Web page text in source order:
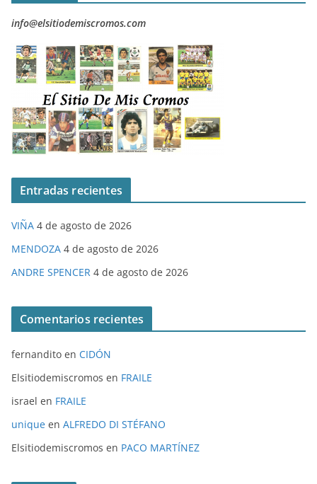
info@elsitiodemiscromos.com
Entradas recientes
VIÑA 4 de agosto de 2026
MENDOZA 4 de agosto de 2026
ANDRE SPENCER 4 de agosto de 2026
Comentarios recientes
fernandito en CIDÓN
Elsitiodemiscromos en FRAILE
israel en FRAILE
unique en ALFREDO DI STÉFANO
Elsitiodemiscromos en PACO MARTÍNEZ